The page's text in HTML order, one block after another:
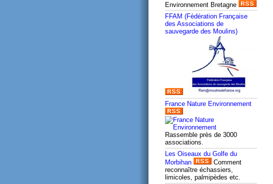
Environnement Bretagne
FFAM (Fédération Française
des Associations de
sauvegarde des Moulins)
France Nature Environnement
Rassemble près de 3000
associations.
Les Oiseaux du Golfe du
Morbihan
Comment
reconnaître échassiers,
limicoles, palmipèdes etc.